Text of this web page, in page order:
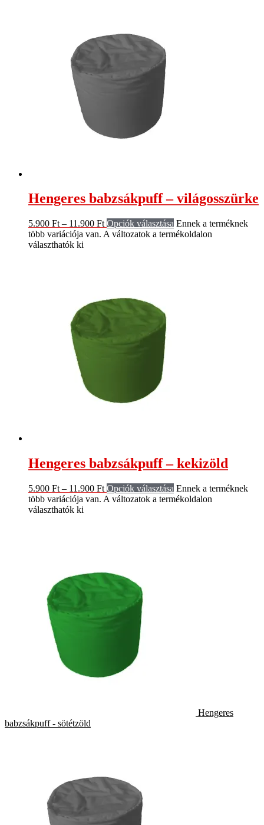
Hengeres babzsákpuff – világosszürke
5.900 Ft – 11.900 Ft Opciók választása Ennek a terméknek
több variációja van. A változatok a termékoldalon
választhatók ki
Hengeres babzsákpuff – kekizöld
5.900 Ft – 11.900 Ft Opciók választása Ennek a terméknek
több variációja van. A változatok a termékoldalon
választhatók ki
Hengeres
babzsákpuff - sötétzöld